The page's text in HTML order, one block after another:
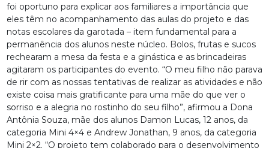
foi oportuno para explicar aos familiares a importância que
eles têm no acompanhamento das aulas do projeto e das
notas escolares da garotada – item fundamental para a
permanência dos alunos neste núcleo. Bolos, frutas e sucos
rechearam a mesa da festa e a ginástica e as brincadeiras
agitaram os participantes do evento. “O meu filho não parava
de rir com as nossas tentativas de realizar as atividades e não
existe coisa mais gratificante para uma mãe do que ver o
sorriso e a alegria no rostinho do seu filho”, afirmou a Dona
Antônia Souza, mãe dos alunos Damon Lucas, 12 anos, da
categoria Mini 4×4 e Andrew Jonathan, 9 anos, da categoria
Mini 2×2. “O projeto tem colaborado para o desenvolvimento